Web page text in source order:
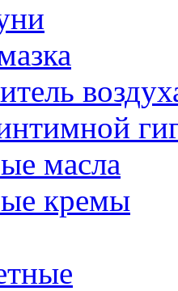
масла
кремы